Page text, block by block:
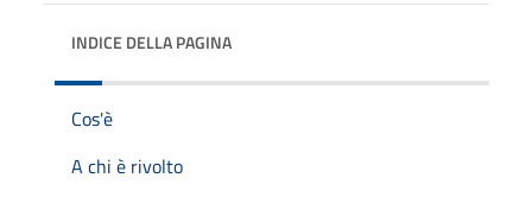
INDICE DELLA PAGINA
Cos'è
A chi è rivolto